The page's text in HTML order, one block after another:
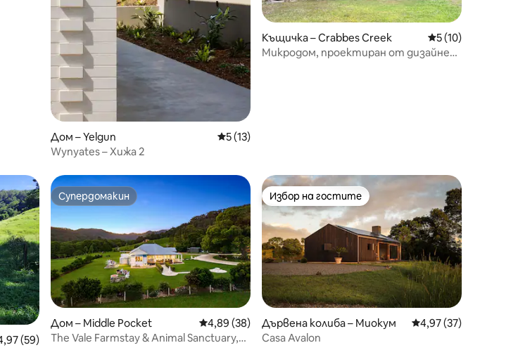
Дом – Yelgun Средна оценка: 5 от 5, 13 отзива
5 (13)
Wynyates – Хижа 2
Къщичка – Crabbes Creek Средна оценка:
5 (10)
Микродом, проектиран от дизайнер,
оценка: 4,97 от 5, 59 отзива
(59)
Супердомакин
Супердомакин
Дом – Middle Pocket Средна оценка: 4,89 от 5, 38 отзива
4,89 (38)
The Vale Farmstay & Animal Sanctuary,
Избор на гостите
Избор на гостите
Дървена колиба – Миокум Средна оценка:
4,97 (37)
Casa Avalon